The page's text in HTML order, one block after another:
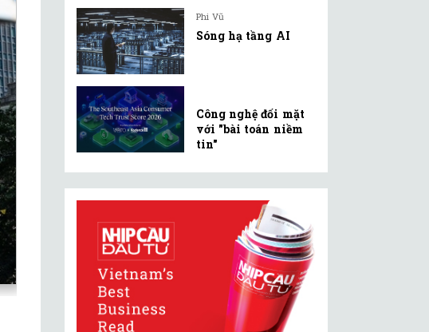
Phi Vũ
Sóng hạ tầng AI
Công nghệ đối mặt
với "bài toán niềm
tin"